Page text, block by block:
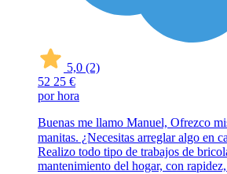
5,0 (2)
52 25 €
por hora
Buenas me llamo Manuel, Ofrezco
manitas. ¿Necesitas arreglar algo en
Realizo todo tipo de trabajos de
mantenimiento del hogar, con